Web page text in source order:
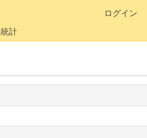
ログイン
統計